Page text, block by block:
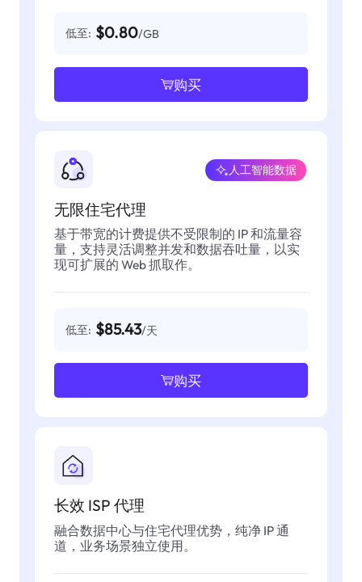
低至: $0.80/GB
购买
无限住宅代理
人工智能数据
基于带宽的计费提供不受限制的 IP 和流量容
量，支持灵活调整并发和数据吞吐量，以实
现可扩展的 Web 抓取作。
低至: $85.43/天
购买
长效 ISP 代理
融合数据中心与住宅代理优势，纯净 IP 通
道，业务场景独立使用。